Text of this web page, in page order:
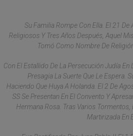
Su Familia Rompe Con Ella. El 21
Religiosos Y Tres Años Después, Aquel
Tomó Como Nombre De
Con El Estallido De La Persecución Judía En
Presagia La Suerte Que Le Espera.
Haciendo Que Huya A Holanda. El 2 De
SS Se Presentan En El Convento Y
Hermana Rosa. Tras Varios
Martirizada En